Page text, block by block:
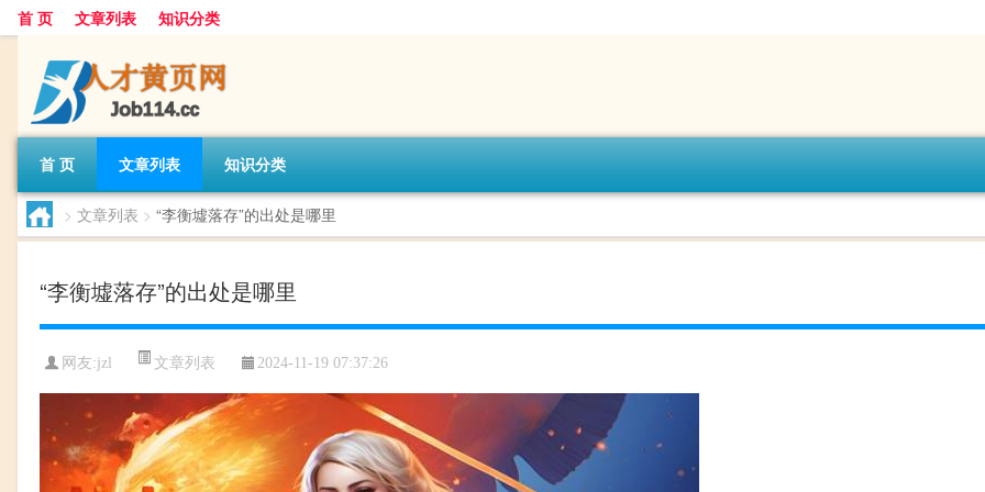
首 页 文章列表 知识分类
首 页 文章列表 知识分类
> 文章列表 > “李衡墟落存”的出处是哪里
“李衡墟落存”的出处是哪里
网友:jzl 文章列表 2024-11-19 07:37:26